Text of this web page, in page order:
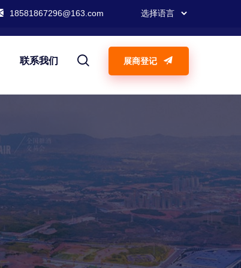
18581867296@163.com
联系我们 展商登记